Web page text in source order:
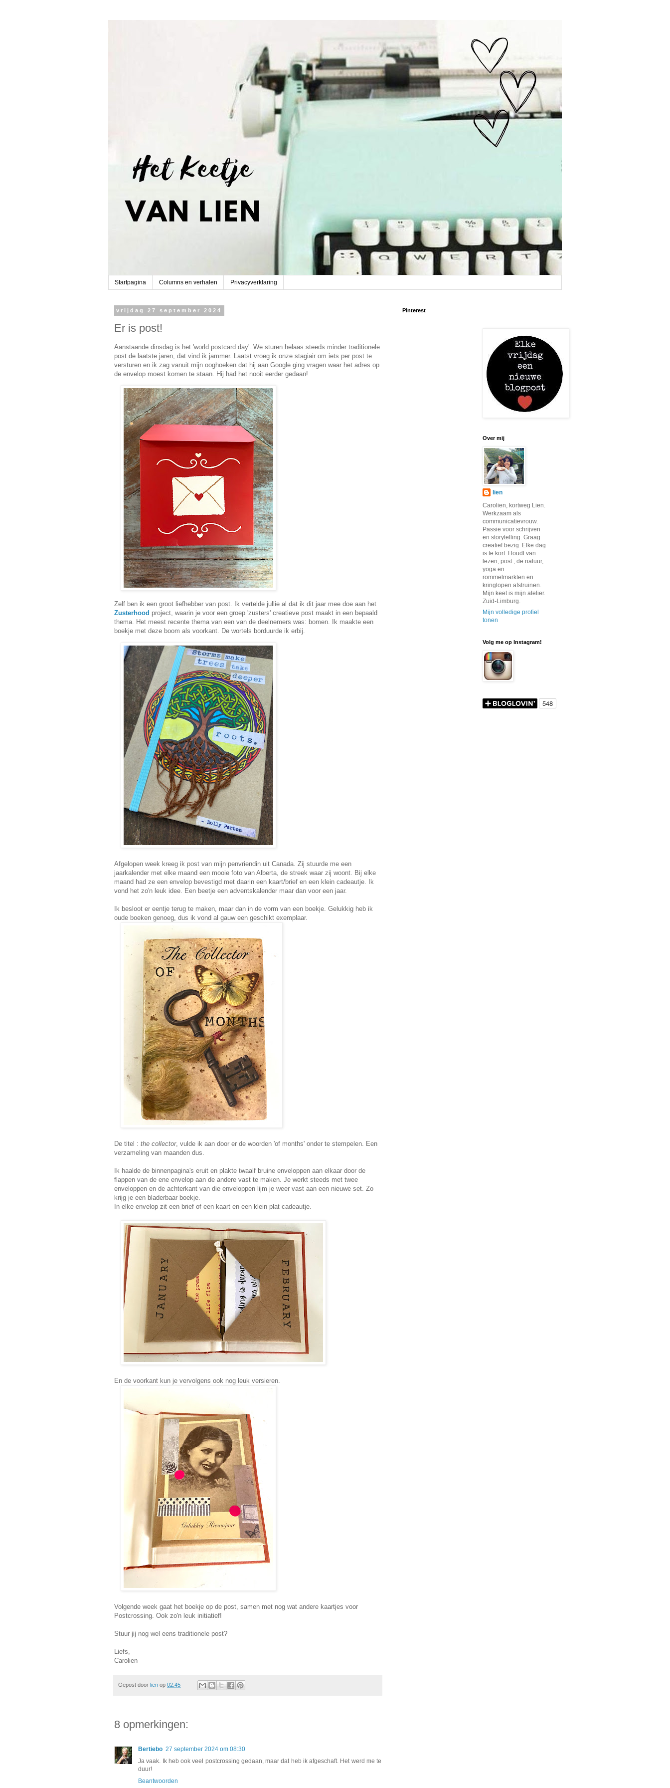
Startpagina Columns en verhalen Privacyverklaring
vrijdag 27 september 2024
Er is post!
Aanstaande dinsdag is het 'world postcard day'. We sturen helaas steeds minder traditionele
post de laatste jaren, dat vind ik jammer. Laatst vroeg ik onze stagiair om iets per post te
versturen en ik zag vanuit mijn ooghoeken dat hij aan Google ging vragen waar het adres op
de envelop moest komen te staan. Hij had het nooit eerder gedaan!
Zelf ben ik een groot liefhebber van post. Ik vertelde jullie al dat ik dit jaar mee doe aan het
Zusterhood project, waarin je voor een groep 'zusters' creatieve post maakt in een bepaald
thema. Het meest recente thema van een van de deelnemers was: bomen. Ik maakte een
boekje met deze boom als voorkant. De wortels borduurde ik erbij.
Afgelopen week kreeg ik post van mijn penvriendin uit Canada. Zij stuurde me een
jaarkalender met elke maand een mooie foto van Alberta, de streek waar zij woont. Bij elke
maand had ze een envelop bevestigd met daarin een kaart/brief en een klein cadeautje. Ik
vond het zo'n leuk idee. Een beetje een adventskalender maar dan voor een jaar.
Ik besloot er eentje terug te maken, maar dan in de vorm van een boekje. Gelukkig heb ik
oude boeken genoeg, dus ik vond al gauw een geschikt exemplaar.
De titel : the collector, vulde ik aan door er de woorden 'of months' onder te stempelen. Een
verzameling van maanden dus.
Ik haalde de binnenpagina's eruit en plakte twaalf bruine enveloppen aan elkaar door de
flappen van de ene envelop aan de andere vast te maken. Je werkt steeds met twee
enveloppen en de achterkant van die enveloppen lijm je weer vast aan een nieuwe set. Zo
krijg je een bladerbaar boekje.
In elke envelop zit een brief of een kaart en een klein plat cadeautje.
En de voorkant kun je vervolgens ook nog leuk versieren.
Volgende week gaat het boekje op de post, samen met nog wat andere kaartjes voor
Postcrossing. Ook zo'n leuk initiatief!
Stuur jij nog wel eens traditionele post?
Liefs,
Carolien
Gepost door lien op 02:45
8 opmerkingen:
Bertiebo 27 september 2024 om 08:30
Ja vaak. Ik heb ook veel postcrossing gedaan, maar dat heb ik afgeschaft. Het werd me te
duur!
Beantwoorden
Pinterest
Over mij
lien
Carolien, kortweg Lien.
Werkzaam als
communicatievrouw.
Passie voor schrijven
en storytelling. Graag
creatief bezig. Elke dag
is te kort. Houdt van
lezen, post., de natuur,
yoga en
rommelmarkten en
kringlopen afstruinen.
Mijn keet is mijn atelier.
Zuid-Limburg.
Mijn volledige profiel
tonen
Volg me op Instagram!